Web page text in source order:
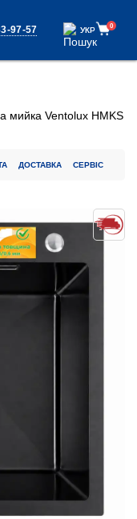
97-57 УКР
УКР 0
мийка Ventolux HMKS
ДОСТАВКА СЕРВІС